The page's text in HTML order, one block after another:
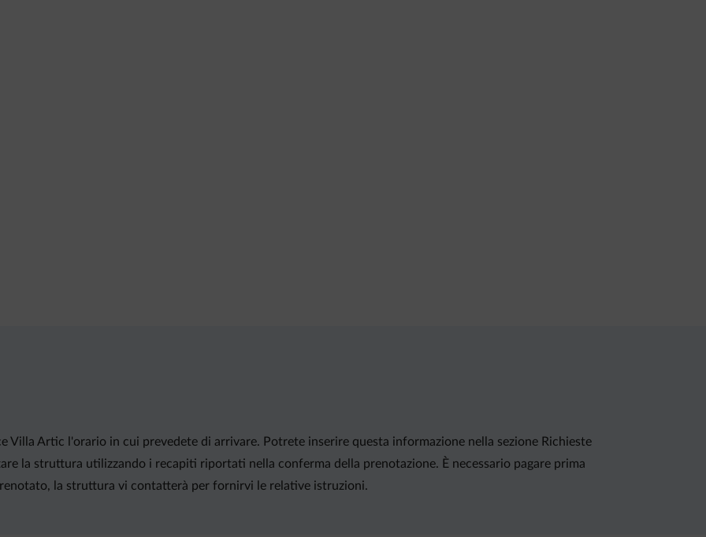
Villa Artic l'orario in cui prevedete di arrivare. Potrete inserire questa informazione nella sezione Richieste
la struttura utilizzando i recapiti riportati nella conferma della prenotazione. È necessario pagare prima
la struttura vi contatterà per fornirvi le relative istruzioni.